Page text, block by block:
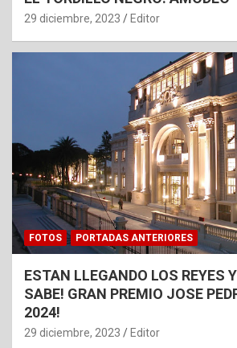
29 diciembre, 2023 Editor
FOTOS PORTADAS ANTERIORES
ESTAN LLEGANDO LOS REYES
SABE! GRAN PREMIO JOSE
2024!
29 diciembre, 2023 Editor